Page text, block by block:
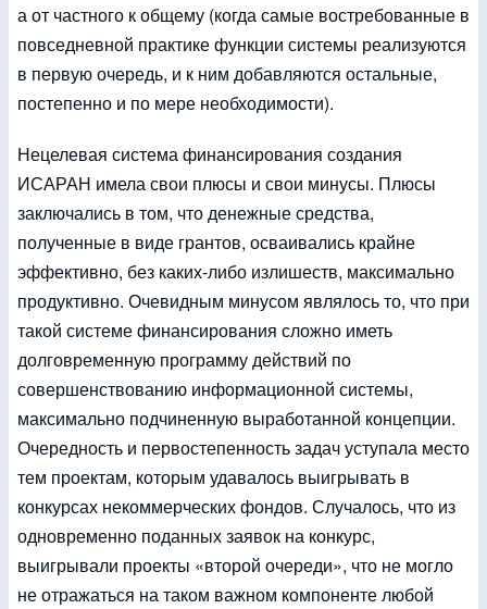
а от частного к общему (когда самые востребованные в
повседневной практике функции системы реализуются
в первую очередь, и к ним добавляются остальные,
постепенно и по мере необходимости).
Нецелевая система финансирования создания
ИСАРАН имела свои плюсы и свои минусы. Плюсы
заключались в том, что денежные средства,
полученные в виде грантов, осваивались крайне
эффективно, без каких-либо излишеств, максимально
продуктивно. Очевидным минусом являлось то, что при
такой системе финансирования сложно иметь
долговременную программу действий по
совершенствованию информационной системы,
максимально подчиненную выработанной концепции.
Очередность и первостепенность задач уступала место
тем проектам, которым удавалось выигрывать в
конкурсах некоммерческих фондов. Случалось, что из
одновременно поданных заявок на конкурс,
выигрывали проекты «второй очереди», что не могло
не отражаться на таком важном компоненте любой